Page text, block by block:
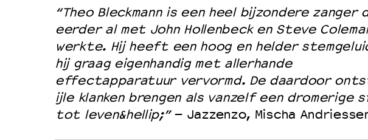
“Theo Bleckmann is een heel bijzondere zanger
eerder al met John Hollenbeck en Steve
werkte. Hij heeft een hoog en helder
hij graag eigenhandig met allerhande
effectapparatuur vervormd. De daardoor
ijle klanken brengen als vanzelf een dromerige
tot leven&hellip;”– Jazzenzo, Mischa